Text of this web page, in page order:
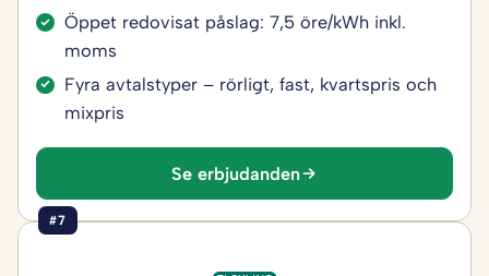
Öppet redovisat påslag: 7,5 öre/kWh inkl.
moms
Fyra avtalstyper – rörligt, fast, kvartspris och
mixpris
Se erbjudanden
#7